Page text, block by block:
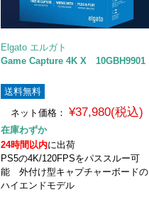
Elgato エルガト
Game Capture 4K X 10GBH9901
送料無料
ネット価格： ¥37,980(税込)
在庫わずか
24時間以内に出荷
PS5の4K/120FPSをパススルー可
能 外付け型キャプチャーボードの
ハイエンドモデル